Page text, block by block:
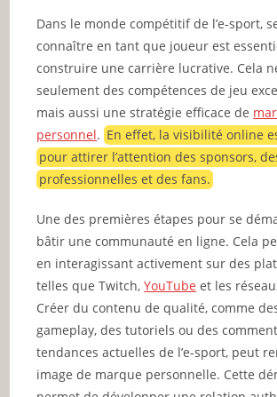
Dans le monde compétitif de l’e-sport,
connaître en tant que joueur est
construire une carrière lucrative. Cela
seulement des compétences de jeu
mais aussi une stratégie efficace de
personnel.En effet, la visibilité online
pour attirer l’attention des sponsors,
professionnelles et des fans.
Une des premières étapes pour se
bâtir une communauté en ligne. Cela
en interagissant activement sur des
telles que Twitch,YouTube et les
Créer du contenu de qualité, comme
gameplay, des tutoriels ou des
tendances actuelles de l’e-sport, peut
image de marque personnelle. Cette